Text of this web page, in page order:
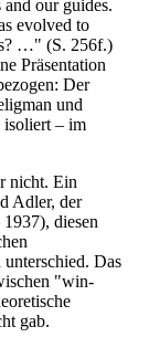
our guides.
evolved to
…" (S. 256f.)
Präsentation
Der
und
isoliert – im
nicht. Ein
Adler, der
diesen
Das
"win-
gab.